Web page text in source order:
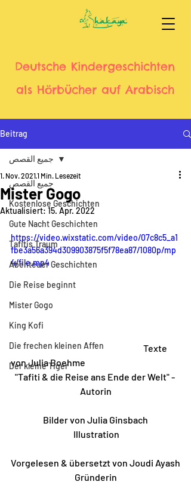
Deutsche Kindergeschichten
als Hörbücher auf Arabisch
Beitrag
جميع القصص
Kostenlose Geschichten
Gute Nacht Geschichten
Tafitis Traum
Abenteuer Geschichten
Die Reise beginnt
Mister Gogo
King Kofi
Die frechen kleinen Affen
Der kleine Tiger
جميع القصص
Mister Gogo
1. Nov. 20211 Min. Lesezeit
Aktualisiert: 15. Apr. 2022
https://video.wixstatic.com/video/07c8c5_a1
fbe3a56a394d309903875f5f78ea87/1080p/mp
4/file.mp4
                                                                          Texte
von Julia Boehme
"Tafiti & die Reise ans Ende der Welt" -
Autorin
Bilder von Julia Ginsbach
Illustration
Vorgelesen & übersetzt von Joudi Ayash
Gründerin